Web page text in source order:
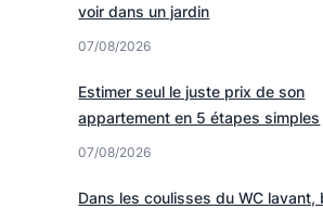
voir dans un jardin
07/08/2026
Estimer seul le juste prix de son
appartement en 5 étapes simples
07/08/2026
Dans les coulisses du WC lavant,